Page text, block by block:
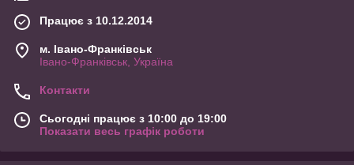
Працює з 10.12.2014
м. Івано-Франківськ
Івано-Франківськ, Україна
Контакти
Сьогодні працює з 10:00 до 19:00
Показати весь графік роботи